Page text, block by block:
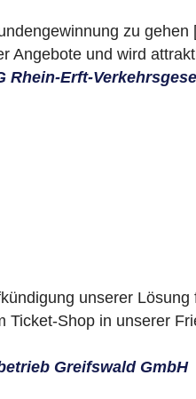
zu
Angebote und wird
Rhein-Erft-
unserer
Ticket-Shop in unserer
Greifswald GmbH